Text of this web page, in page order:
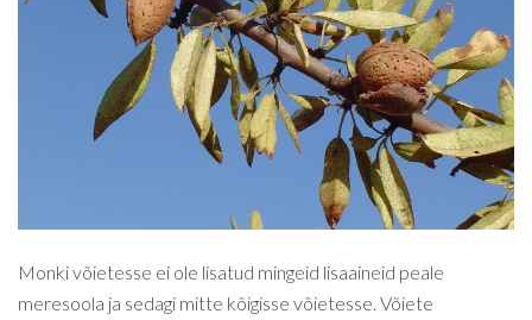
Monki võietesse ei ole lisatud mingeid lisaaineid peale
meresoola ja sedagi mitte kõigisse võietesse. Võiete